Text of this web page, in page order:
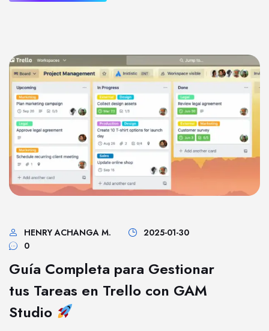
HENRY ACHANGA M.
2025-01-30
0
Guía Completa para Gestionar
tus Tareas en Trello con GAM
Studio